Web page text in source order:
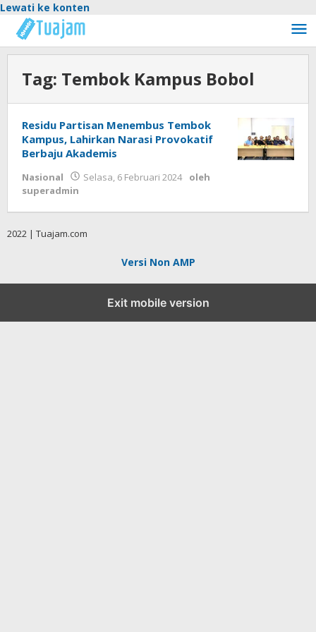
Lewati ke konten
Tag: Tembok Kampus Bobol
Residu Partisan Menembus Tembok
Kampus, Lahirkan Narasi Provokatif
Berbaju Akademis
Nasional Selasa, 6 Februari 2024
oleh
superadmin
2022 | Tuajam.com
Versi Non AMP
Exit mobile version